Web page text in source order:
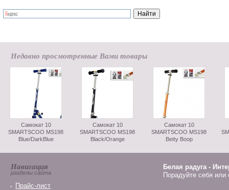
Недавно просмотренные Вами товары
Самокат 10
SMARTSCOO MS198
Blue/DarkBlue
Самокат 10
SMARTSCOO MS198
Black/Orange
Самокат 10
SMARTSCOO MS198
Betty Boop
Навигация
разделы сайта
Прайс-лист
Белая радуга -
Порадуйте себя